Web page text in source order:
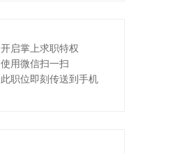
开启掌上求职特权
使用微信扫一扫
此职位即刻传送到手机